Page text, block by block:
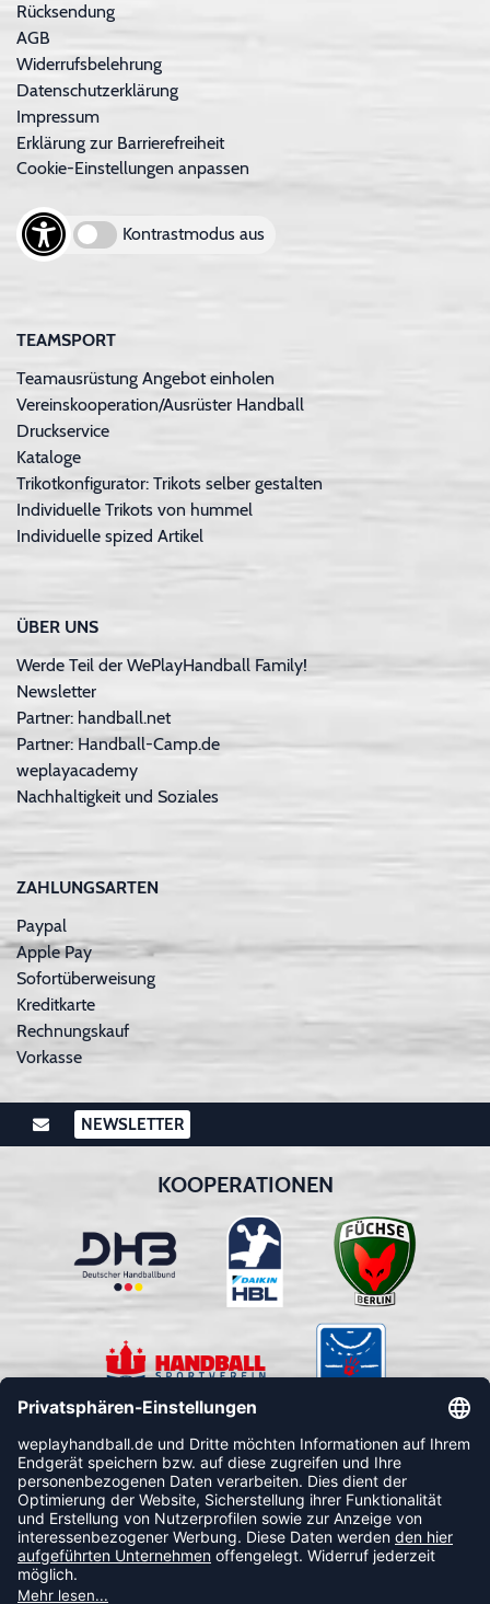
Rücksendung
AGB
Widerrufsbelehrung
Datenschutzerklärung
Impressum
Erklärung zur Barrierefreiheit
Cookie-Einstellungen anpassen
Kontrastmodus aus
TEAMSPORT
Teamausrüstung Angebot einholen
Vereinskooperation/Ausrüster Handball
Druckservice
Kataloge
Trikotkonfigurator: Trikots selber gestalten
Individuelle Trikots von hummel
Individuelle spized Artikel
ÜBER UNS
Werde Teil der WePlayHandball Family!
Newsletter
Partner: handball.net
Partner: Handball-Camp.de
weplayacademy
Nachhaltigkeit und Soziales
ZAHLUNGSARTEN
Paypal
Apple Pay
Sofortüberweisung
Kreditkarte
Rechnungskauf
Vorkasse
NEWSLETTER
KOOPERATIONEN
FOLLOW US